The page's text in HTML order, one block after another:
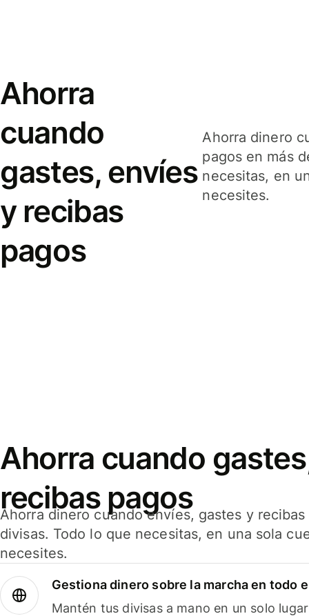
Ahorra
cuando
gastes, envíes
y recibas
pagos
Ahorra dinero
pagos en más
necesitas, en
necesites.
Ahorra cuando
recibas pagos
Ahorra dinero cuando envíes, gastes y
divisas. Todo lo que necesitas, en una sola
necesites.
Gestiona dinero sobre la marcha en todo
Mantén tus divisas a mano en un solo